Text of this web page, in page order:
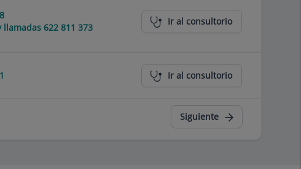
llamadas 622 811 373
Ir al consultorio
Ir al consultorio
Siguiente